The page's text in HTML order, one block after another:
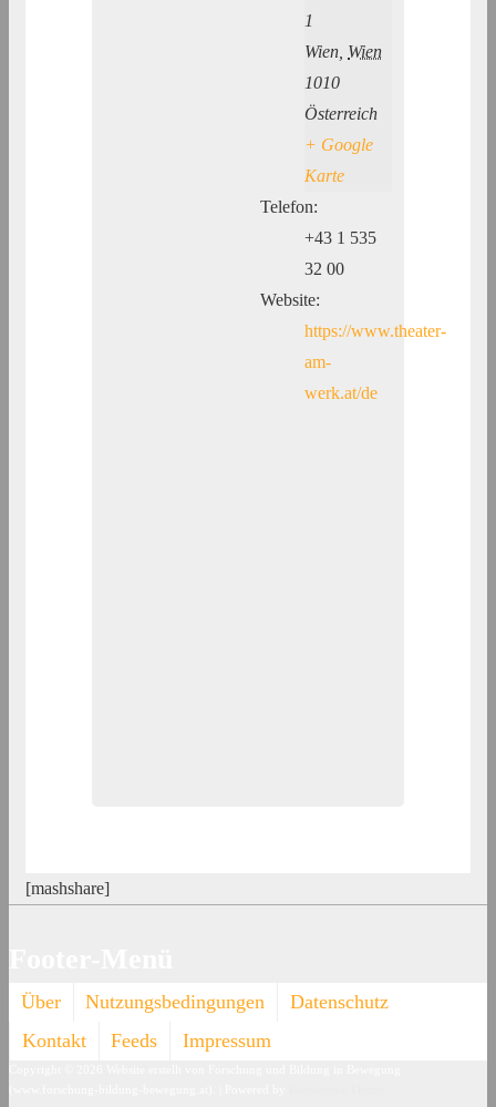
1
Wien Wien
1010
Österreich
+ Google
Karte
Telefon:
+43 1 535
32 00
Website:
https://www.theater-
am-
werk.at/de
[mashshare]
Über Nutzungsbedingungen
Datenschutz
Kontakt
Feeds Impressum